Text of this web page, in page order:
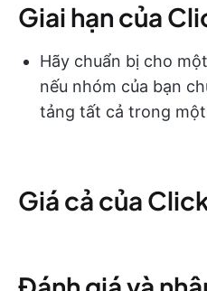
Giai hạn của
Hãy chuẩn bị cho
nếu nhóm của bạn
tảng tất cả trong
Giá cả của